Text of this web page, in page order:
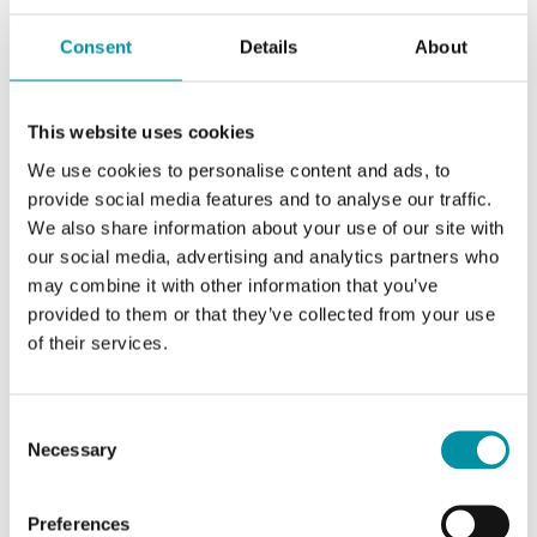
Consent Details About
This website uses cookies
We use cookies to personalise content and ads, to
provide social media features and to analyse our traffic.
We also share information about your use of our site with
our social media, advertising and analytics partners who
may combine it with other information that you’ve
provided to them or that they’ve collected from your use
of their services.
Selection
Necessary
Preferences
Diff. max consentita
Unità. Intervallo l/s 0…31000
Unità. Intervallo m3/h
0…65000
(factory
setting)
Unità. Intervallo CFM